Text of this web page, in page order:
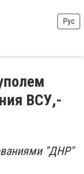
Рус
ВСУ,-
"ДНР"